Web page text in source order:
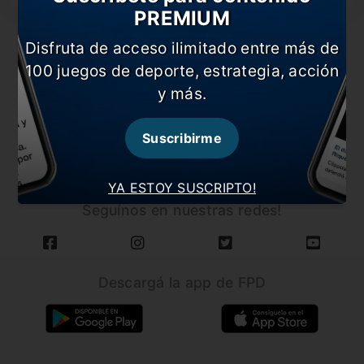
CARGAR MÁS NOTICIAS
Seguínos en nuestras redes!
YA ESTOY SUSCRIPTO!
PREMIUM
Disfruta de acceso ilimitado entre más de
100 juegos de deporte, estrategia, acción
y más.
Suscribirme